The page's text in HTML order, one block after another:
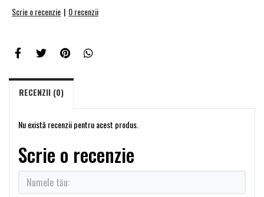
Scrie o recenzie | 0 recenzii
RECENZII (0)
Nu există recenzii pentru acest produs.
Scrie o recenzie